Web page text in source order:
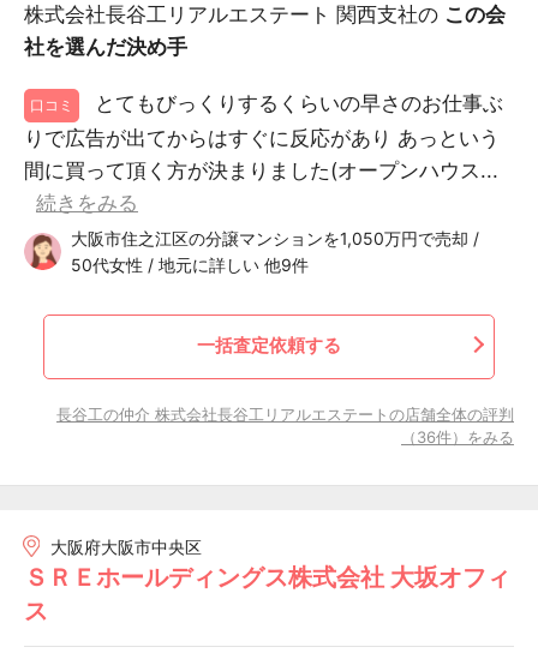
株式会社長谷工リアルエステート 関西支社の この会
社を選んだ決め手
口コミ
とてもびっくりするくらいの早さのお仕事ぶ
りで広告が出てからはすぐに反応があり あっという
間に買って頂く方が決まりました(オープンハウス...
続きをみる
大阪市住之江区の分譲マンションを1,050万円で売却 /
50代女性 / 地元に詳しい 他9件
一括査定依頼する
長谷工の仲介 株式会社長谷工リアルエステートの店舗全体の評判
（36件）をみる
大阪府大阪市中央区
ＳＲＥホールディングス株式会社 大坂オフィ
ス